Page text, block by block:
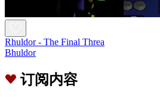
Rhuldor - The Final Threa
Bhuldor
订阅内容